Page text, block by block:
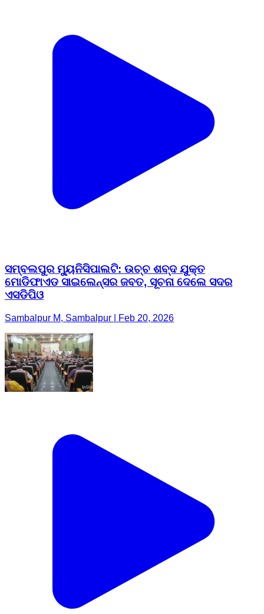
ସମ୍ବଲପୁର ମ୍ୟୁନିସିପାଲଟି: ଉଚ୍ଚ ଶବ୍ଦ ଯୁକ୍ତ
ମୋଡିଫାଏଡ ସାଇଲେନ୍ସର ଜବତ, ସୂଚନା ଦେଲେ ସଦର
ଏସଡିପିଓ
Sambalpur M, Sambalpur | Feb 20, 2026